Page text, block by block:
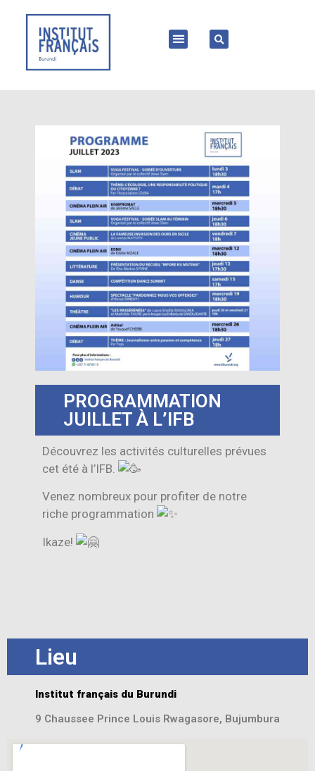
PROGRAMMATION
JUILLET À L’IFB
Découvrez les activités culturelles prévues
cet été à l’IFB.
Venez nombreux pour profiter de notre
riche programmation
Ikaze!
Lieu
Institut français du Burundi
9 Chaussee Prince Louis Rwagasore, Bujumbura